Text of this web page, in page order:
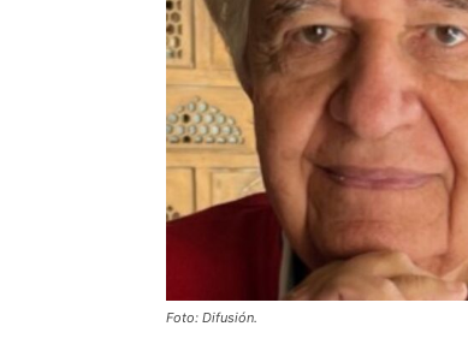
Foto: Difusión.